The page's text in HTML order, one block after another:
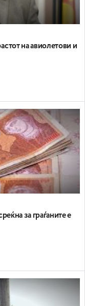
на авиолетови и
за граѓаните е